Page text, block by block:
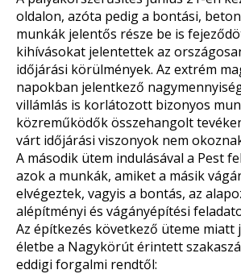
oldalon, azóta pedig a bontási,
munkák jelentős része be is
kihívásokat jelentettek az
időjárási körülmények. Az extrém
napokban jelentkező
villámlás is korlátozott bizonyos
közreműködők összehangolt
várt időjárási viszonyok nem
A második ütem indulásával a Pest
azok a munkák, amiket a másik
elvégeztek, vagyis a bontás, az
alépítményi és vágányépítési
Az építkezés következő üteme
életbe a Nagykörút érintett
eddigi forgalmi rendtől: